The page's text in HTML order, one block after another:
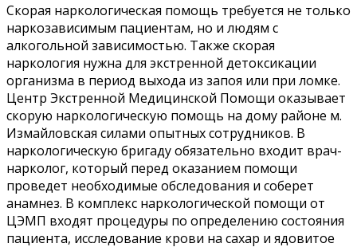
Скорая наркологическая помощь требуется не только
наркозависимым пациентам, но и людям с
алкогольной зависимостью. Также скорая
наркология нужна для экстренной детоксикации
организма в период выхода из запоя или при ломке.
Центр Экстренной Медицинской Помощи оказывает
скорую наркологическую помощь на дому районе м.
Измайловская силами опытных сотрудников. В
наркологическую бригаду обязательно входит врач-
нарколог, который перед оказанием помощи
проведет необходимые обследования и соберет
анамнез. В комплекс наркологической помощи от
ЦЭМП входят процедуры по определению состояния
пациента, исследование крови на сахар и ядовитое